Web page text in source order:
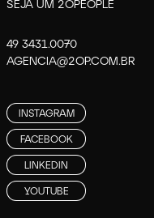
SEJA UM 2OPEOPLE
49 3431.0070
AGENCIA@2OP.COM.BR
INSTAGRAM
FACEBOOK
LINKEDIN
YOUTUBE